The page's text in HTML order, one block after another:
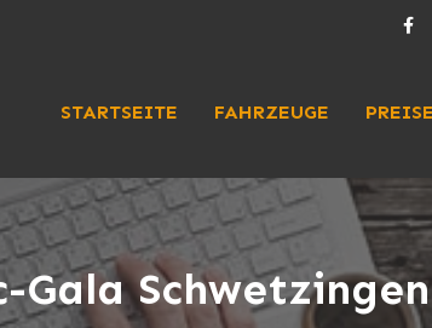
STARTSEITE FAHRZEUGE PREISE
Gala